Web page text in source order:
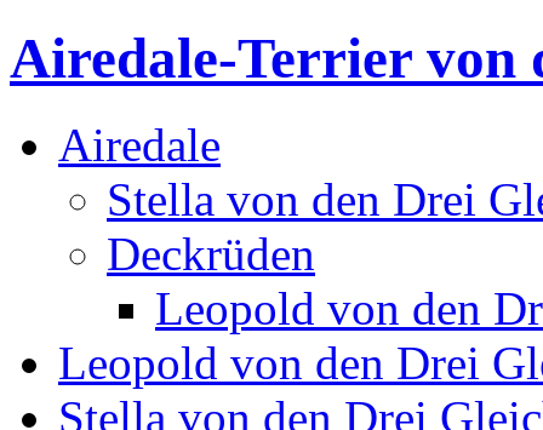
Airedale-Terrier von
Airedale
Stella von den Drei
Deckrüden
Leopold von den
Leopold von den Drei
Stella von den Drei